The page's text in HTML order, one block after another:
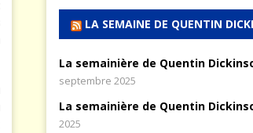
LA SEMAINE DE QUENTIN
La semainière de Quentin
septembre 2025
La semainière de Quentin
2025